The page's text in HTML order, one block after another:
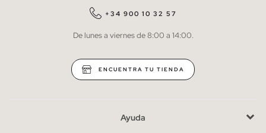
QUIERO SUSCRIBIRME
* Puedes cancelar la suscripción en cualquier momento.
+34 900 10 32 57
De lunes a viernes de 8:00 a 14:00.
ENCUENTRA TU TIENDA
Ayuda